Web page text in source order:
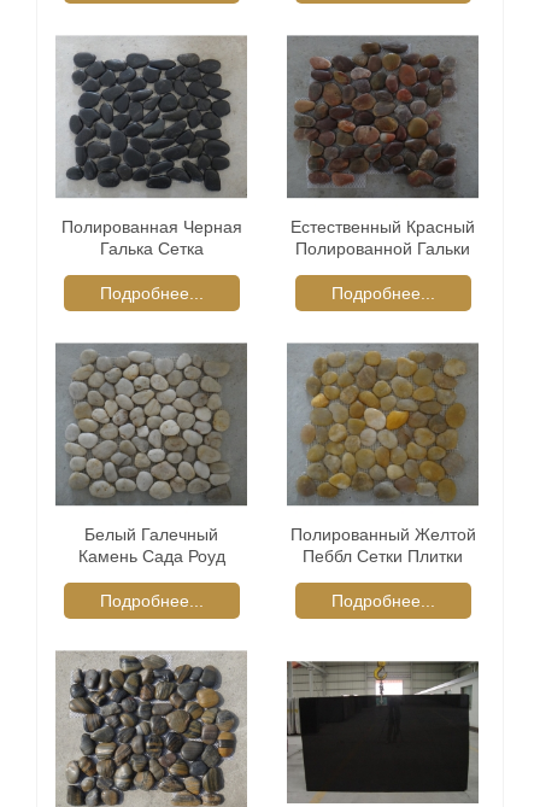
Полированная Черная
Галька Сетка
Подробнее...
Естественный Красный
Полированной Гальки
Подробнее...
Белый Галечный
Камень Сада Роуд
Подробнее...
Полированный Желтой
Пеббл Сетки Плитки
Подробнее...